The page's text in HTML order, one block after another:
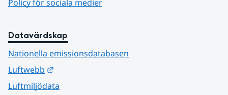
Policy för sociala medier
Datavärdskap
Nationella emissionsdatabasen
Luftwebb
Luftmiljödata